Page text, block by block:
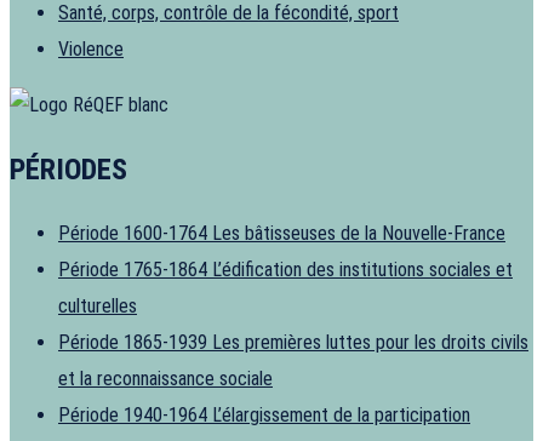
Santé, corps, contrôle de la fécondité, sport
Violence
PÉRIODES
Période 1600-1764 Les bâtisseuses de la Nouvelle-France
Période 1765-1864 L’édification des institutions sociales et
culturelles
Période 1865-1939 Les premières luttes pour les droits civils
et la reconnaissance sociale
Période 1940-1964 L’élargissement de la participation